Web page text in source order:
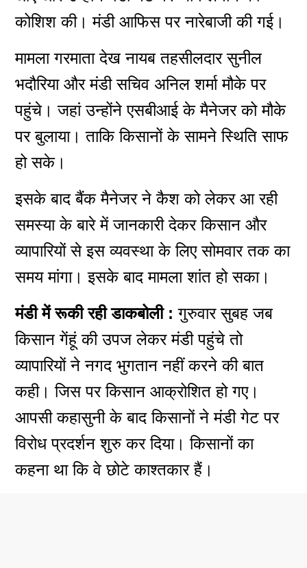
कोशिश की। मंडी आफिस पर नारेबाजी की गई।
मामला गरमाता देख नायब तहसीलदार सुनील
भदौरिया और मंडी सचिव अनिल शर्मा मौके पर
पहुंचे। जहां उन्होंने एसबीआई के मैनेजर को मौके
पर बुलाया। ताकि किसानों के सामने स्थिति साफ
हो सके।
इसके बाद बैंक मैनेजर ने कैश को लेकर आ रही
समस्या के बारे में जानकारी देकर किसान और
व्यापारियों से इस व्यवस्था के लिए सोमवार तक का
समय मांगा। इसके बाद मामला शांत हो सका।
मंडी में रूकी रही डाकबोली : गुरुवार सुबह जब
किसान गेंहूं की उपज लेकर मंडी पहुंचे तो
व्यापारियों ने नगद भुगतान नहीं करने की बात
कही। जिस पर किसान आक्रोशित हो गए।
आपसी कहासुनी के बाद किसानों ने मंडी गेट पर
विरोध प्रदर्शन शुरु कर दिया। किसानों का
कहना था कि वे छोटे काश्तकार हैं।